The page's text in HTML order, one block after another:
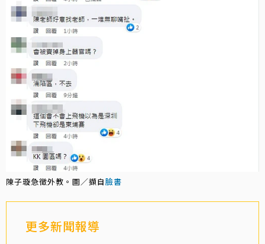
陳子璇急徵外教。圖／擷自臉書
更多新聞報導